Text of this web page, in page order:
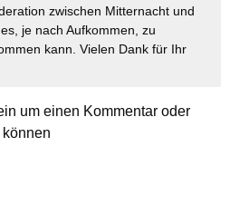
zwischen Mitternacht und
je nach Aufkommen, zu
kann. Vielen Dank für Ihr
um einen Kommentar oder